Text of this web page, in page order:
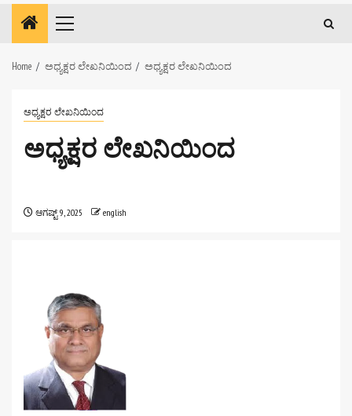
Primary
Home ಅಧ್ಯಕ್ಷರ ಲೇಖನಿಯಿಂದ ಅಧ್ಯಕ್ಷರ ಲೇಖನಿಯಿಂದ
ಅಧ್ಯಕ್ಷರ ಲೇಖನಿಯಿಂದ
ಅಧ್ಯಕ್ಷರ ಲೇಖನಿಯಿಂದ
ಆಗಷ್ಟ್ 9, 2025 english